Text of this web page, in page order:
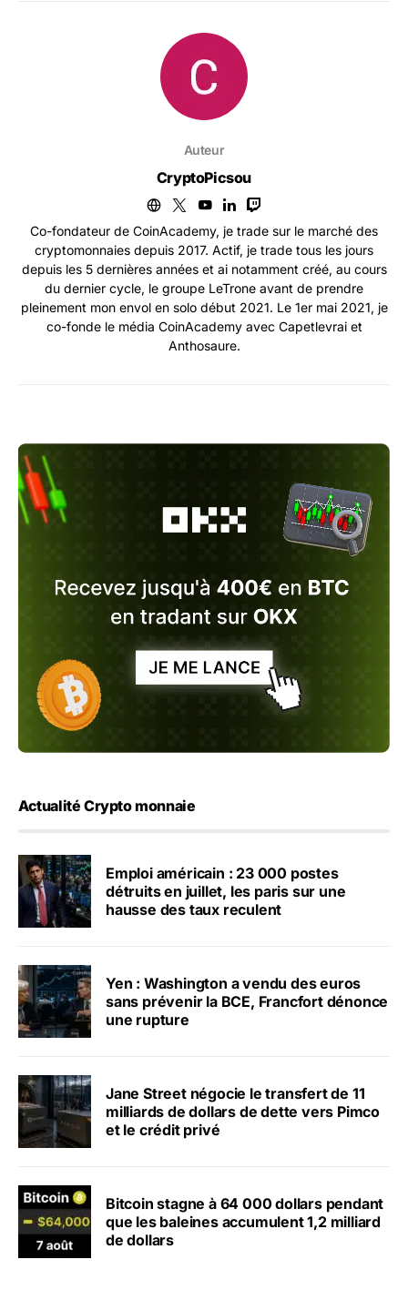
Auteur
CryptoPicsou
Co-fondateur de CoinAcademy, je trade sur le marché des
cryptomonnaies depuis 2017. Actif, je trade tous les jours
depuis les 5 dernières années et ai notamment créé, au cours
du dernier cycle, le groupe LeTrone avant de prendre
pleinement mon envol en solo début 2021. Le 1er mai 2021, je
co-fonde le média CoinAcademy avec Capetlevrai et
Anthosaure.
Actualité Crypto monnaie
Emploi américain : 23 000 postes
détruits en juillet, les paris sur une
hausse des taux reculent
Yen : Washington a vendu des euros
sans prévenir la BCE, Francfort dénonce
une rupture
Jane Street négocie le transfert de 11
milliards de dollars de dette vers Pimco
et le crédit privé
Bitcoin stagne à 64 000 dollars pendant
que les baleines accumulent 1,2 milliard
de dollars